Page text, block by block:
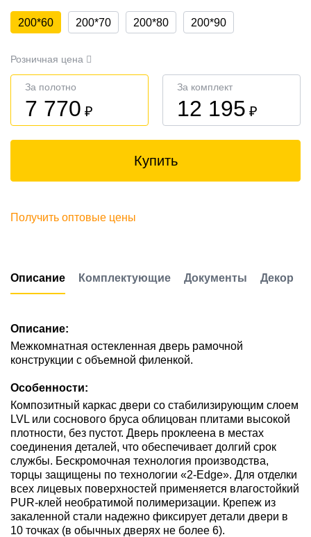
200*60 200*70 200*80 200*90
Розничная цена
За полотно
7 770 ₽
За комплект
12 195 ₽
Купить
Получить оптовые цены
Описание Комплектующие Документы Декор
Описание:
Межкомнатная остекленная дверь рамочной
конструкции с объемной филенкой.
Особенности:
Композитный каркас двери со стабилизирующим слоем
LVL или соснового бруса облицован плитами высокой
плотности, без пустот. Дверь проклеена в местах
соединения деталей, что обеспечивает долгий срок
службы. Бескромочная технология производства,
торцы защищены по технологии «2-Edge». Для отделки
всех лицевых поверхностей применяется влагостойкий
PUR-клей необратимой полимеризации. Крепеж из
закаленной стали надежно фиксирует детали двери в
10 точках (в обычных дверях не более 6).